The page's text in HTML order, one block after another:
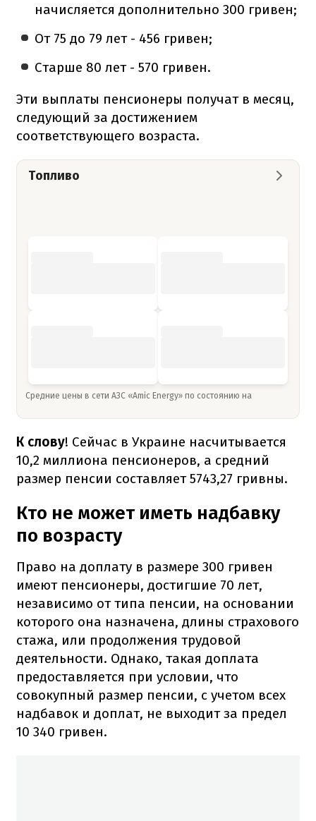
начисляется дополнительно 300 гривен;
От 75 до 79 лет - 456 гривен;
Старше 80 лет - 570 гривен.
Эти выплаты пенсионеры получат в месяц,
следующий за достижением
соответствующего возраста.
Топливо
Средние цены в сети АЗС «Amic Energy» по состоянию на
К слову! Сейчас в Украине насчитывается
10,2 миллиона пенсионеров, а средний
размер пенсии составляет 5743,27 гривны.
Кто не может иметь надбавку
по возрасту
Право на доплату в размере 300 гривен
имеют пенсионеры, достигшие 70 лет,
независимо от типа пенсии, на основании
которого она назначена, длины страхового
стажа, или продолжения трудовой
деятельности. Однако, такая доплата
предоставляется при условии, что
совокупный размер пенсии, с учетом всех
надбавок и доплат, не выходит за предел
10 340 гривен.